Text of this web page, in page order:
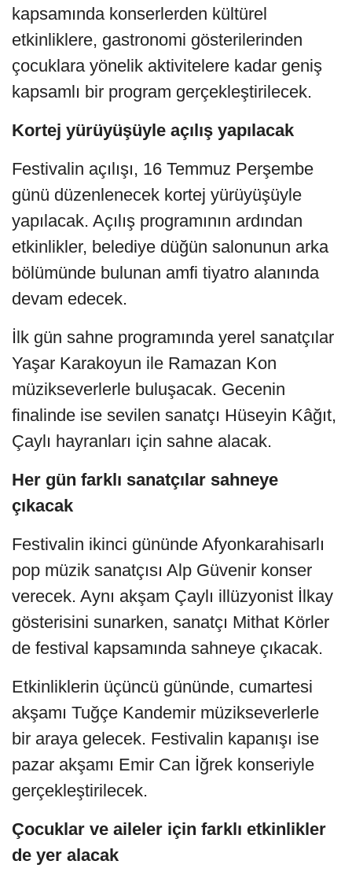
kapsamında konserlerden kültürel
etkinliklere, gastronomi gösterilerinden
çocuklara yönelik aktivitelere kadar geniş
kapsamlı bir program gerçekleştirilecek.
Kortej yürüyüşüyle açılış yapılacak
Festivalin açılışı, 16 Temmuz Perşembe
günü düzenlenecek kortej yürüyüşüyle
yapılacak. Açılış programının ardından
etkinlikler, belediye düğün salonunun arka
bölümünde bulunan amfi tiyatro alanında
devam edecek.
İlk gün sahne programında yerel sanatçılar
Yaşar Karakoyun ile Ramazan Kon
müzikseverlerle buluşacak. Gecenin
finalinde ise sevilen sanatçı Hüseyin Kâğıt,
Çaylı hayranları için sahne alacak.
Her gün farklı sanatçılar sahneye
çıkacak
Festivalin ikinci gününde Afyonkarahisarlı
pop müzik sanatçısı Alp Güvenir konser
verecek. Aynı akşam Çaylı illüzyonist İlkay
gösterisini sunarken, sanatçı Mithat Körler
de festival kapsamında sahneye çıkacak.
Etkinliklerin üçüncü gününde, cumartesi
akşamı Tuğçe Kandemir müzikseverlerle
bir araya gelecek. Festivalin kapanışı ise
pazar akşamı Emir Can İğrek konseriyle
gerçekleştirilecek.
Çocuklar ve aileler için farklı etkinlikler
de yer alacak